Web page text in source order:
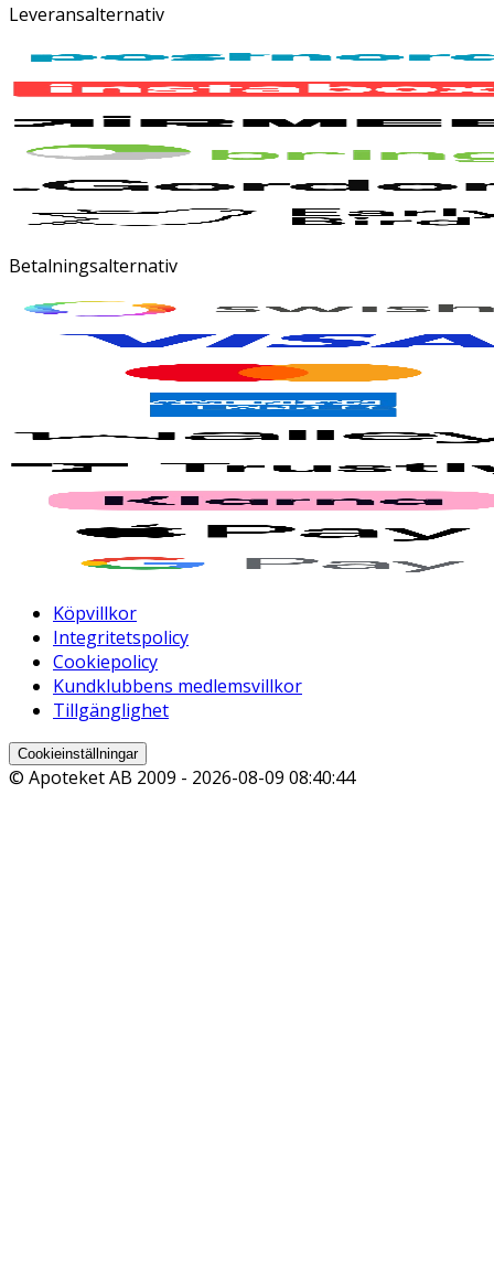
Leveransalternativ
Betalningsalternativ
Köpvillkor
Integritetspolicy
Cookiepolicy
Kundklubbens medlemsvillkor
Tillgänglighet
Cookieinställningar
© Apoteket AB 2009 - 2026-08-09 08:40:44